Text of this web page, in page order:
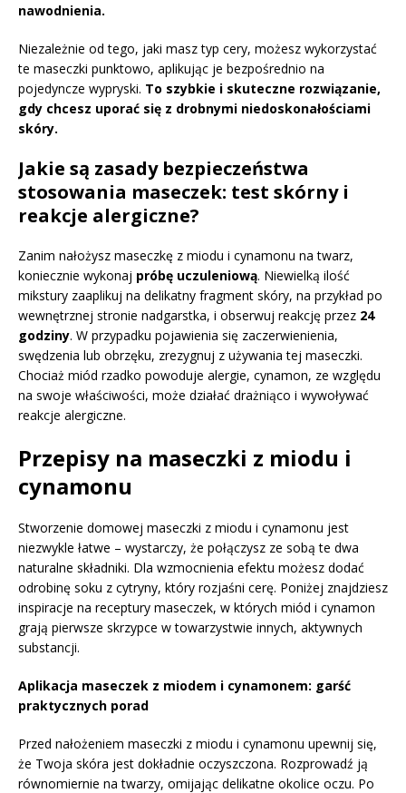
nawodnienia.
Niezależnie od tego, jaki masz typ cery, możesz wykorzystać
te maseczki punktowo, aplikując je bezpośrednio na
pojedyncze wypryski. To szybkie i skuteczne rozwiązanie,
gdy chcesz uporać się z drobnymi niedoskonałościami
skóry.
Jakie są zasady bezpieczeństwa
stosowania maseczek: test skórny i
reakcje alergiczne?
Zanim nałożysz maseczkę z miodu i cynamonu na twarz,
koniecznie wykonaj próbę uczuleniową. Niewielką ilość
mikstury zaaplikuj na delikatny fragment skóry, na przykład po
wewnętrznej stronie nadgarstka, i obserwuj reakcję przez 24
godziny. W przypadku pojawienia się zaczerwienienia,
swędzenia lub obrzęku, zrezygnuj z używania tej maseczki.
Chociaż miód rzadko powoduje alergie, cynamon, ze względu
na swoje właściwości, może działać drażniąco i wywoływać
reakcje alergiczne.
Przepisy na maseczki z miodu i
cynamonu
Stworzenie domowej maseczki z miodu i cynamonu jest
niezwykle łatwe – wystarczy, że połączysz ze sobą te dwa
naturalne składniki. Dla wzmocnienia efektu możesz dodać
odrobinę soku z cytryny, który rozjaśni cerę. Poniżej znajdziesz
inspiracje na receptury maseczek, w których miód i cynamon
grają pierwsze skrzypce w towarzystwie innych, aktywnych
substancji.
Aplikacja maseczek z miodem i cynamonem: garść
praktycznych porad
Przed nałożeniem maseczki z miodu i cynamonu upewnij się,
że Twoja skóra jest dokładnie oczyszczona. Rozprowadź ją
równomiernie na twarzy, omijając delikatne okolice oczu. Po